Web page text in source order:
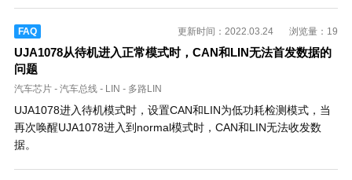
FAQ 浏览量：19
更新时间：2022.03.24
UJA1078从待机进入正常模式时，CAN和LIN无法首发数据的
问题
汽车芯片 - 汽车总线 - LIN - 多路LIN
UJA1078进入待机模式时，设置CAN和LIN为低功耗检测模式，当
再次唤醒UJA1078进入到normal模式时，CAN和LIN无法收发数
据。